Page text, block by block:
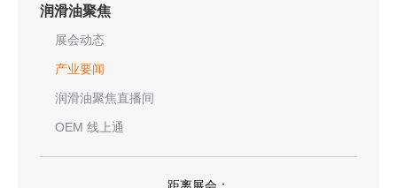
润滑油聚焦
展会动态
产业要闻
润滑油聚焦直播间
OEM 线上通